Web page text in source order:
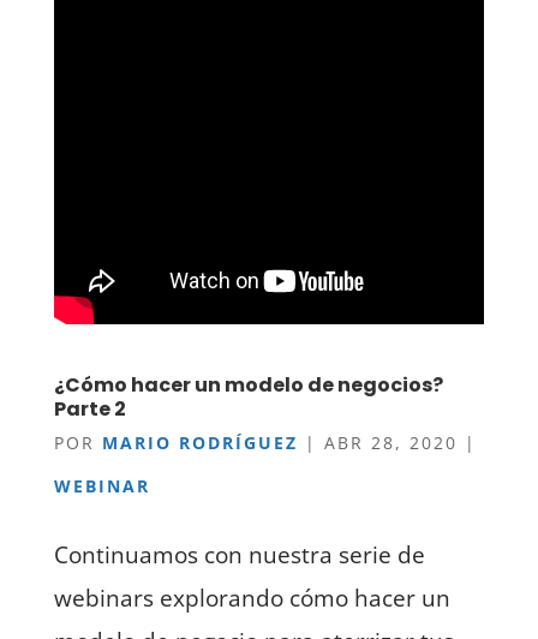
¿Cómo hacer un modelo de negocios?
Parte 2
POR MARIO RODRÍGUEZ | ABR 28, 2020 |
WEBINAR
Continuamos con nuestra serie de
webinars explorando cómo hacer un